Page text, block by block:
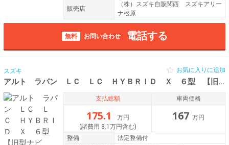
販売店
（株）スズキ自販関西 スズキアリー
ナ松原
無料 お問い合わせ 電話する
スズキ
アルト ラパン ＬＣ ＬＣ ＨＹＢＲＩＤ Ｘ ６型 【旧型ナビ
お気に入りに追加
支払総額
175.1
万円
(諸費用 8.1万円含む)
車両価格
167 万円
整備
法定整備付